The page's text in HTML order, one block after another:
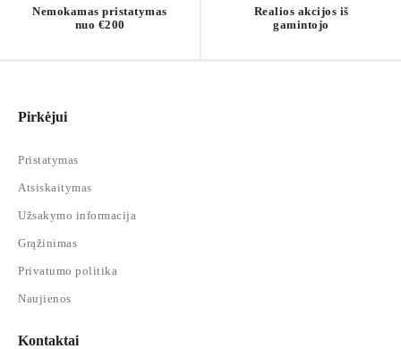
Nemokamas pristatymas
nuo €200
Realios akcijos iš
gamintojo
Pirkėjui
Pristatymas
Atsiskaitymas
Užsakymo informacija
Grąžinimas
Privatumo politika
Naujienos
Kontaktai